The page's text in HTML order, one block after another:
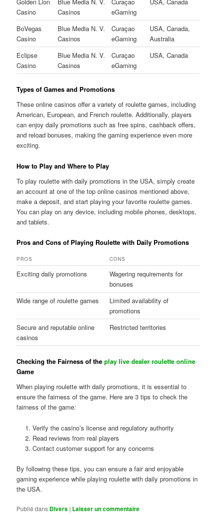
Casino
Casinos
eGaming
BoVegas
Casino
Blue Media N. V.
Casinos
Curaçao
eGaming
USA, Canada,
Australia
Eclipse
Casino
Blue Media N. V.
Casinos
Curaçao
eGaming
USA, Canada
Types of Games and Promotions
These online casinos offer a variety of roulette games, including
American, European, and French roulette. Additionally, players
can enjoy daily promotions such as free spins, cashback offers,
and reload bonuses, making the gaming experience even more
exciting.
How to Play and Where to Play
To play roulette with daily promotions in the USA, simply create
an account at one of the top online casinos mentioned above,
make a deposit, and start playing your favorite roulette games.
You can play on any device, including mobile phones, desktops,
and tablets.
Pros and Cons of Playing Roulette with Daily Promotions
PROS CONS
Exciting daily promotions
Wagering requirements for
bonuses
Wide range of roulette games
Limited availability of
promotions
Secure and reputable online
casinos
Restricted territories
Checking the Fairness of theplay live dealer roulette online
Game
When playing roulette with daily promotions, it is essential to
ensure the fairness of the game. Here are 3 tips to check the
fairness of the game:
Verify the casino’s license and regulatory authority
Read reviews from real players
Contact customer support for any concerns
By following these tips, you can ensure a fair and enjoyable
gaming experience while playing roulette with daily promotions in
the USA.
Publié dans Divers | Laisser un commentaire